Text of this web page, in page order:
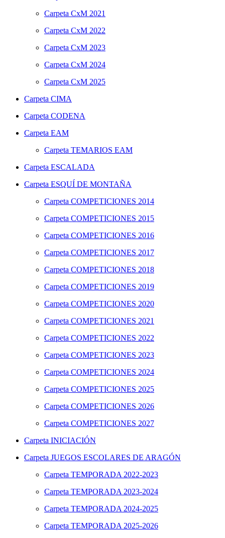
Carpeta CxM 2021
Carpeta CxM 2022
Carpeta CxM 2023
Carpeta CxM 2024
Carpeta CxM 2025
Carpeta CIMA
Carpeta CODENA
Carpeta EAM
Carpeta TEMARIOS EAM
Carpeta ESCALADA
Carpeta ESQUÍ DE MONTAÑA
Carpeta COMPETICIONES 2014
Carpeta COMPETICIONES 2015
Carpeta COMPETICIONES 2016
Carpeta COMPETICIONES 2017
Carpeta COMPETICIONES 2018
Carpeta COMPETICIONES 2019
Carpeta COMPETICIONES 2020
Carpeta COMPETICIONES 2021
Carpeta COMPETICIONES 2022
Carpeta COMPETICIONES 2023
Carpeta COMPETICIONES 2024
Carpeta COMPETICIONES 2025
Carpeta COMPETICIONES 2026
Carpeta COMPETICIONES 2027
Carpeta INICIACIÓN
Carpeta JUEGOS ESCOLARES DE ARAGÓN
Carpeta TEMPORADA 2022-2023
Carpeta TEMPORADA 2023-2024
Carpeta TEMPORADA 2024-2025
Carpeta TEMPORADA 2025-2026